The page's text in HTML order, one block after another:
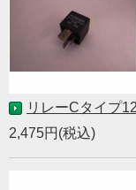
リレーCタイプ
2,475円(税込)